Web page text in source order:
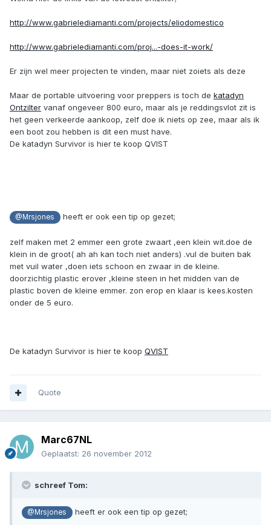
http://www.gabrielediamanti.com/projects/eliodomestico
http://www.gabrielediamanti.com/proj...-does-it-work/
Er zijn wel meer projecten te vinden, maar niet zoiets als deze
Maar de portable uitvoering voor preppers is toch de katadyn
Ontzilter vanaf ongeveer 800 euro, maar als je reddingsvlot zit is
het geen verkeerde aankoop, zelf doe ik niets op zee, maar als ik
een boot zou hebben is dit een must have.
De katadyn Survivor is hier te koop QVIST
@Mrsjones heeft er ook een tip op gezet;
zelf maken met 2 emmer een grote zwaart ,een klein wit.doe de
klein in de groot( ah ah kan toch niet anders) .vul de buiten bak
met vuil water ,doen iets schoon en zwaar in de kleine.
doorzichtig plastic erover ,kleine steen in het midden van de
plastic boven de kleine emmer. zon erop en klaar is kees.kosten
onder de 5 euro.
De katadyn Survivor is hier te koop QVIST
Quote
Marc67NL
Geplaatst: 26 november 2012
schreef Tom:
@Mrsjones heeft er ook een tip op gezet;